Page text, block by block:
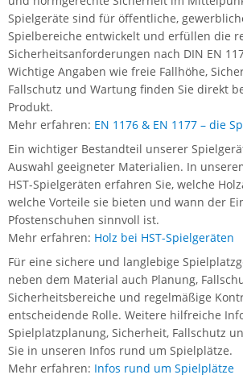
Spielgeräte sind für öffentliche,
Spielbereiche entwickelt und erfüllen die
Sicherheitsanforderungen nach DIN EN
Wichtige Angaben wie freie Fallhöhe,
Fallschutz und Wartung finden Sie direkt
Produkt.
Mehr erfahren: EN 1176 & EN 1177 – die
Ein wichtiger Bestandteil unserer
Auswahl geeigneter Materialien. In
HST-Spielgeräten erfahren Sie, welche
welche Vorteile sie bieten und wann der
Pfostenschuhen sinnvoll ist.
Mehr erfahren: Holz bei HST-Spielgeräten
Für eine sichere und langlebige
neben dem Material auch Planung,
Sicherheitsbereiche und regelmäßige
entscheidende Rolle. Weitere hilfreiche
Spielplatzplanung, Sicherheit, Fallschutz
Sie in unseren Infos rund um Spielplätze.
Mehr erfahren: Infos rund um Spielplätze